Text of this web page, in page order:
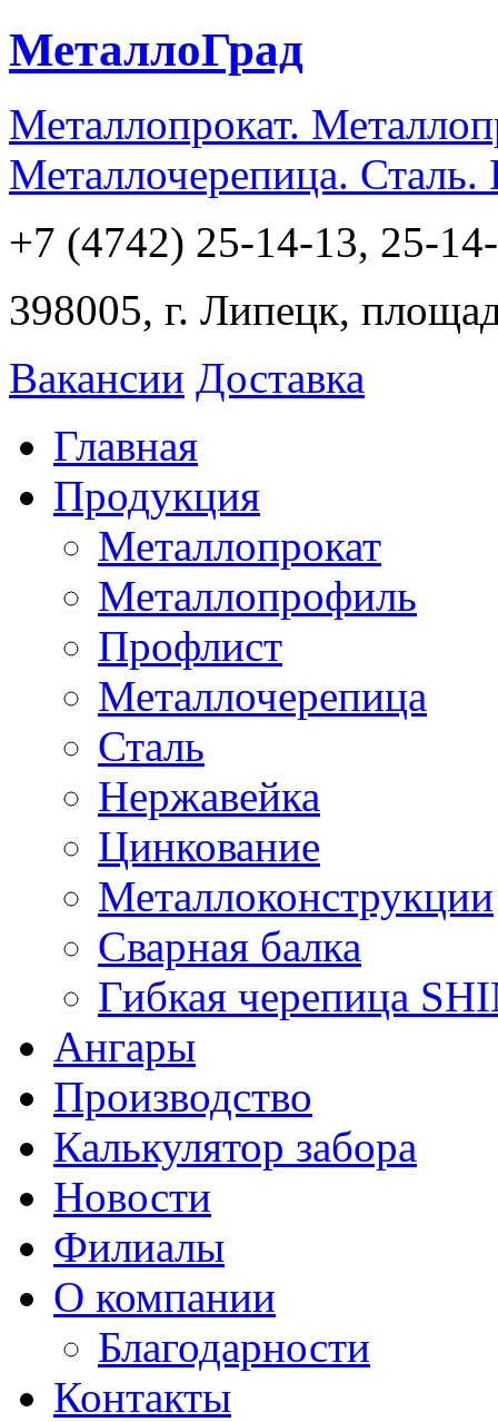
МеталлоГрад
Металлопрокат.
Металлочерепица.
+7 (4742) 25-14-13, 25-
398005, г. Липецк,
Вакансии Доставка
Главная
Продукция
Металлопрокат
Металлопрофиль
Профлист
Металлочерепица
Сталь
Нержавейка
Цинкование
Металлоконструкции
Сварная балка
Гибкая черепица
Ангары
Производство
Калькулятор забора
Новости
Филиалы
О компании
Благодарности
Контакты